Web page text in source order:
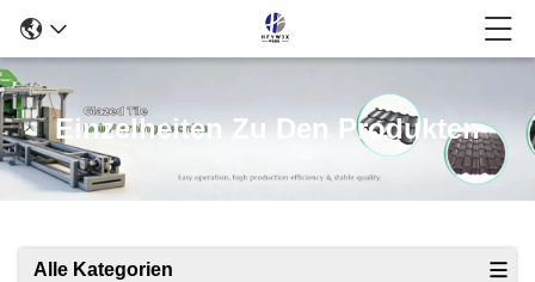
Einzelheiten Zu Den Produkten
Alle Kategorien